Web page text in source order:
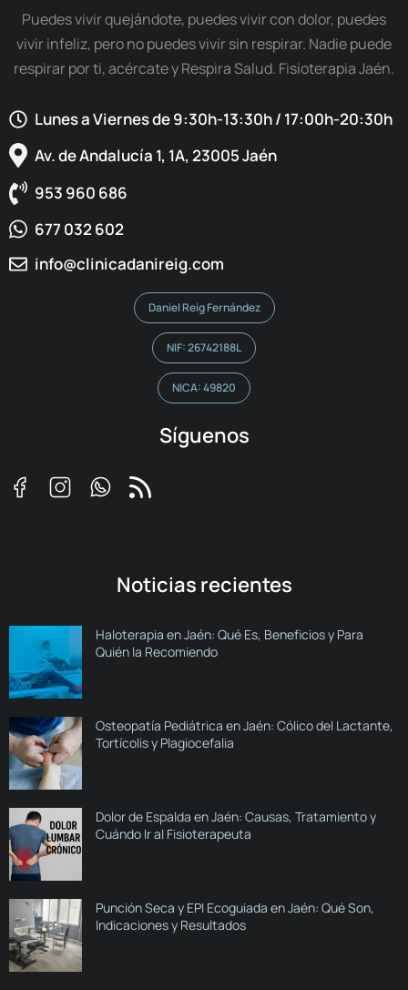
Puedes vivir quejándote, puedes vivir con dolor, puedes
vivir infeliz, pero no puedes vivir sin respirar. Nadie puede
respirar por ti, acércate y Respira Salud. Fisioterapia Jaén.
Lunes a Viernes de 9:30h-13:30h / 17:00h-20:30h​
Av. de Andalucía 1, 1A, 23005 Jaén
953 960 686
677 032 602
info@clinicadanireig.com
Daniel Reig Fernández
NIF: 26742188L
NICA: 49820
Síguenos
Noticias recientes
Haloterapia en Jaén: Qué Es, Beneficios y Para
Quién la Recomiendo
Osteopatía Pediátrica en Jaén: Cólico del Lactante,
Tortícolis y Plagiocefalia
Dolor de Espalda en Jaén: Causas, Tratamiento y
Cuándo Ir al Fisioterapeuta
Punción Seca y EPI Ecoguiada en Jaén: Qué Son,
Indicaciones y Resultados